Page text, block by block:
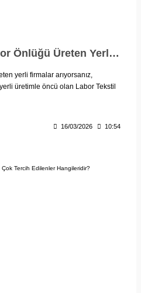
Yüksek Kaliteli Doktor Önlüğü Üreten Yerli Firmalar - Labor Tekstil
yerli firmalar arıyorsanız,
üretimle öncü olan Labor Tekstil
16/03/2026 10:54